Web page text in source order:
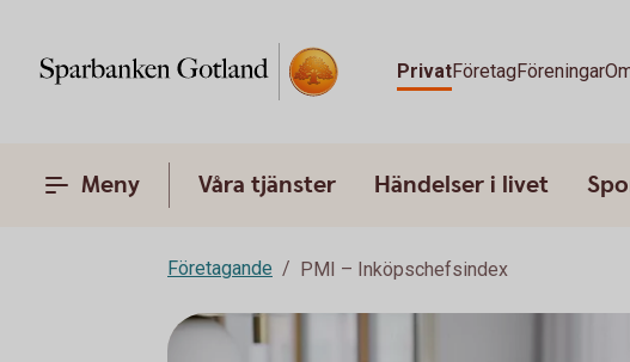
PrivatFöretagFöreningar
Meny Våra tjänster Händelser i livet
Företagande PMI – Inköpschefsindex